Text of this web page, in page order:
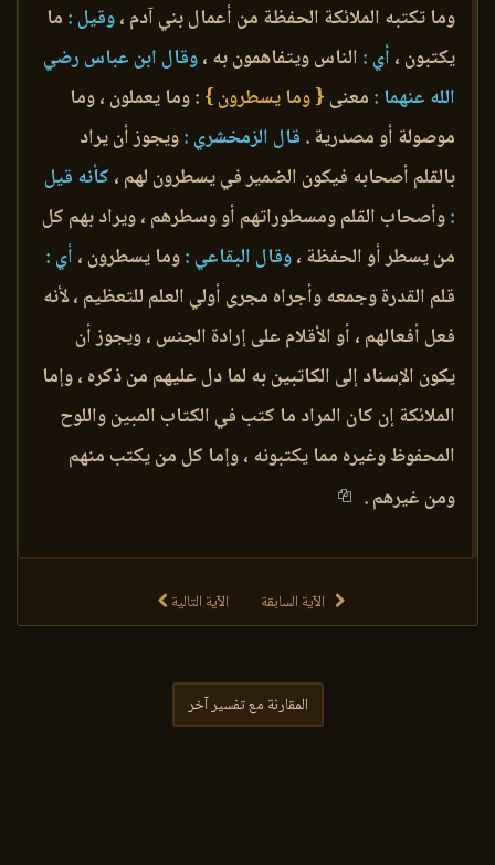
وما تكتبه الملائكة الحفظة من أعمال بني آدم ،وقيل : ما
يكتبون ، أي : الناس ويتفاهمون به ،وقال ابن عباس رضي
الله عنهما : معنى { وما يسطرون } : وما يعملون ، وما
موصولة أو مصدرية . قال الزمخشري :ويجوز أن يراد
بالقلم أصحابه فيكون الضمير في يسطرون لهم ، كأنه قيل
:وأصحاب القلم ومسطوراتهم أو وسطرهم ، ويراد بهم كل
من يسطر أو الحفظة ،وقال البقاعي :وما يسطرون ، أي :
قلم القدرة وجمعه وأجراه مجرى أولي العلم للتعظيم ، لأنه
فعل أفعالهم ، أو الأقلام على إرادة الجنس ، ويجوز أن
يكون الإسناد إلى الكاتبين به لما دل عليهم من ذكره ، وإما
الملائكة إن كان المراد ما كتب في الكتاب المبين واللوح
المحفوظ وغيره مما يكتبونه ، وإما كل من يكتب منهم
ومن غيرهم .
الآية السابقة الآية التالية
المقارنة مع تفسير آخر